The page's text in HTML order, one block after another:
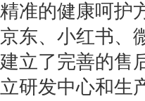
精准的健康呵护
京东、小红书、
建立了完善的售
立研发中心和生